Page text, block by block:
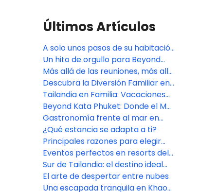
Últimos Artículos
A solo unos pasos de su habitación
al mar
Un hito de orgullo para Beyond
Skywalk Nangshi
Más allá de las reuniones, más allá
de las expectativas
Descubra la Diversión Familiar en
Pamookkoo Resort Phuket
Tailandia en Familia: Vacaciones
de Verano Inolvidables
Beyond Kata Phuket: Donde el Mar
es Parte de la Experiencia
Gastronomía frente al mar en
Beyond Karon Phuket
¿Qué estancia se adapta a ti?
Principales razones para elegir
una estancia en un resort en el sur
de Tailandia
Eventos perfectos en resorts del
sur de Tailandia
Sur de Tailandia: el destino ideal
para todo tipo de viajero
El arte de despertar entre nubes
Una escapada tranquila en Khao